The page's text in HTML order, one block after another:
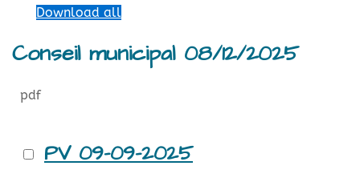
Download all
Conseil municipal 08/12/2025
pdf
PV 09-09-2025